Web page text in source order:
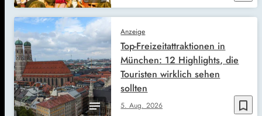
bookmark_border
Anzeige
5. Aug. 2026
Top-Freizeitattraktionen in
München: 12 Highlights, die
Touristen wirklich sehen
sollten